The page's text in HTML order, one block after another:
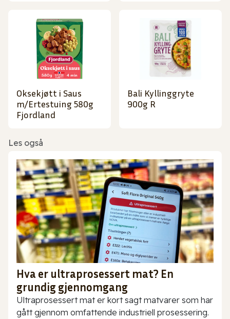
Oksekjøtt i Saus
m/Ertestuing 580g
Fjordland
Bali Kyllinggryte
900g R
Les også
Hva er ultraprosessert mat? En
grundig gjennomgang
Ultraprosessert mat er kort sagt matvarer som har
gått gjennom omfattende industriell prosessering.